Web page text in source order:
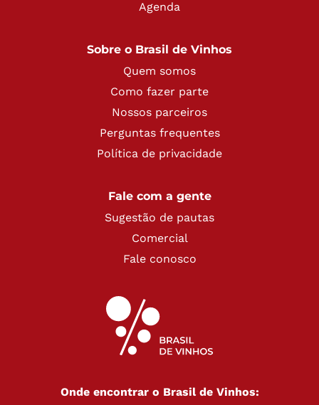
Agenda
Sobre o Brasil de Vinhos
Quem somos
Como fazer parte
Nossos parceiros
Perguntas frequentes
Política de privacidade
Fale com a gente
Sugestão de pautas
Comercial
Fale conosco
Onde encontrar o Brasil de Vinhos: